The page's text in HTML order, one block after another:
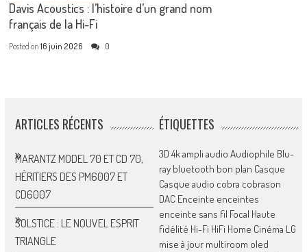
Davis Acoustics : l’histoire d’un grand nom
français de la Hi-Fi
Posted on16 juin 2026 0
ARTICLES RÉCENTS
MARANTZ MODEL 70 ET CD 70,
HÉRITIERS DES PM6007 ET
CD6007
SOLSTICE : LE NOUVEL ESPRIT
TRIANGLE
ÉTIQUETTES
3D 4kampli audio Audiophile Blu-
ray bluetooth bon plan Casque
Casque audio cobra cobrason
DAC Enceinte enceintes
enceinte sans fil Focal Haute
fidélité Hi-Fi HiFi Home Cinéma LG
mise à jour multiroom oled